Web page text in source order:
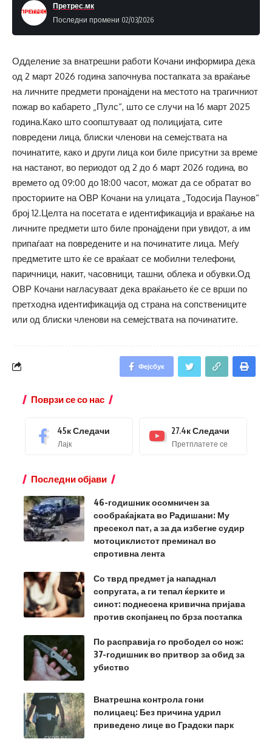
Последни промени 02/03/2026
Претрес.мк
Одделение за внатрешни работи Кочани информира дека
од 2 март 2026 година започнува постапката за враќање
на личните предмети пронајдени на местото на трагичниот
пожар во кабарето „Пулс“, што се случи на 16 март 2025
година.Како што соопштуваат од полицијата, сите
повредени лица, блиски членови на семејствата на
починатите, како и други лица кои биле присутни за време
на настанот, во периодот од 2 до 6 март 2026 година, во
времето од 09:00 до 18:00 часот, можат да се обратат во
просториите на ОВР Кочани на улицата „Тодосија Паунов“
број 12.Целта на посетата е идентификација и враќање на
личните предмети што биле пронајдени при увидот, а им
припаѓаат на повредените и на починатите лица. Меѓу
предметите што ќе се враќаат се мобилни телефони,
паричници, накит, часовници, ташни, облека и обувки.Од
ОВР Кочани нагласуваат дека враќањето ќе се врши по
претходна идентификација од страна на сопствениците
или од блиски членови на семејствата на починатите.
Фејсбук
Поврзи се со нас
45кСледачи
Лајк
27.4кСледачи
Претплатете се
Последни објави
46-годишник осомничен за
сообраќајката во Радишани: Му
пресекол пат, а за да избегне судир
мотоциклистот преминал во
спротивна лента
Со тврд предмет ја нападнал
сопругата, а ги тепал ќерките и
синот: поднесена кривична пријава
против скопјанец по брза постапка
По расправија го прободел со нож:
37-годишник во притвор за обид за
убиство
Внатрешна контрола гони
полицаец: Без причина удрил
приведено лице во Градски парк